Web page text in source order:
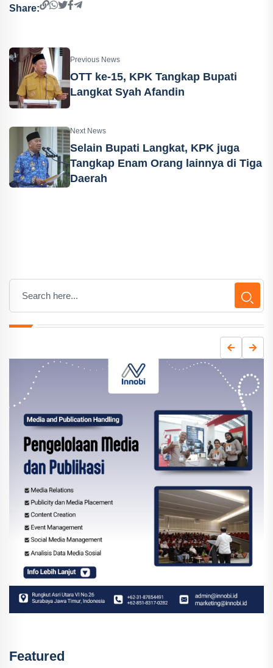
Share:
Previous News
OTT ke-15, KPK Tangkap Bupati
Langkat Syah Afandin
Next News
Selain Bupati Langkat, KPK juga
Tangkap Enam Orang lainnya di Tiga
Daerah
Featured